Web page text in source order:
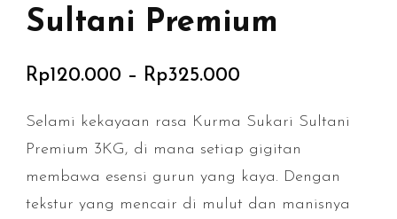
Sultani Premium
Rp120.000 – Rp325.000
Selami kekayaan rasa Kurma Sukari Sultani
Premium 3KG, di mana setiap gigitan
membawa esensi gurun yang kaya. Dengan
tekstur yang mencair di mulut dan manisnya